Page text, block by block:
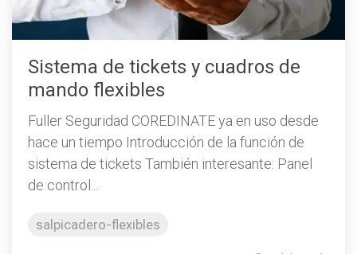
Sistema de tickets y cuadros de
mando flexibles
Fuller Seguridad COREDINATE ya en uso desde
hace un tiempo Introducción de la función de
sistema de tickets También interesante: Panel
de control...
salpicadero-flexibles